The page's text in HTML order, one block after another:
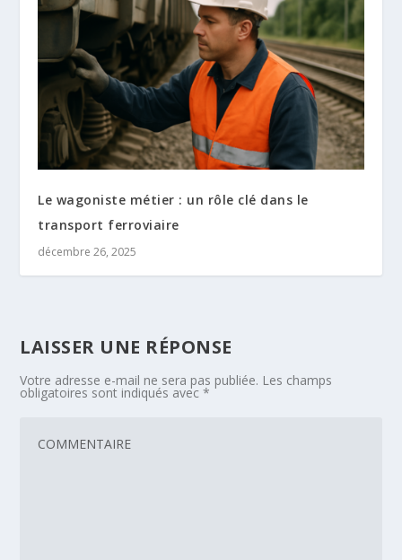
Le wagoniste métier : un rôle clé dans le
transport ferroviaire
décembre 26, 2025
LAISSER UNE RÉPONSE
Votre adresse e-mail ne sera pas publiée. Les champs
obligatoires sont indiqués avec*